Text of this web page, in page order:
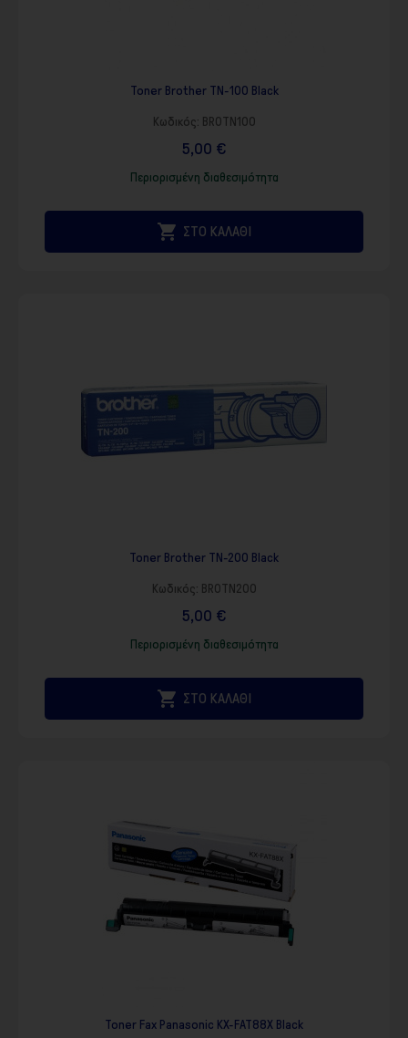
Toner Brother TN-100 Black
Κωδικός: BROTN100
5,00 €
Περιορισμένη διαθεσιμότητα
 ΣΤΟ ΚΑΛΑΘΙ
Toner Brother TN-200 Black
Κωδικός: BROTN200
5,00 €
Περιορισμένη διαθεσιμότητα
 ΣΤΟ ΚΑΛΑΘΙ
Toner Fax Panasonic KX-FAT88X Black